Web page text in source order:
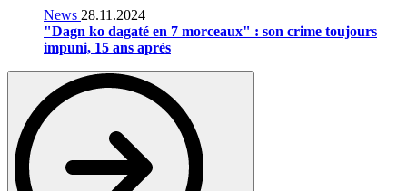
News 28.11.2024
"Dagn ko dagaté en 7 morceaux" : son crime toujours
impuni, 15 ans après